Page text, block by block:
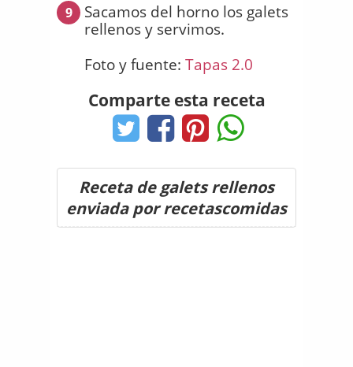
9
Sacamos del horno los galets
rellenos y servimos.
Foto y fuente: Tapas 2.0
Comparte esta receta
Receta de galets rellenos
enviada por recetascomidas